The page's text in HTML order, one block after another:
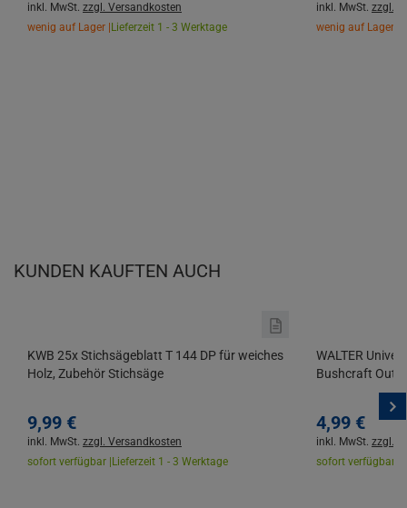
inkl. MwSt. zzgl. Versandkosten
wenig auf Lager | Lieferzeit 1 - 3 Werktage
inkl. MwSt. zzgl.
wenig auf Lager |
KUNDEN KAUFTEN AUCH
KWB 25x Stichsägeblatt T 144 DP für weiches
Holz, Zubehör Stichsäge
9,99 €
inkl. MwSt. zzgl. Versandkosten
sofort verfügbar | Lieferzeit 1 - 3 Werktage
WALTER
Bushcraft
4,99 €
inkl. MwSt. zzgl.
sofort verfügbar |